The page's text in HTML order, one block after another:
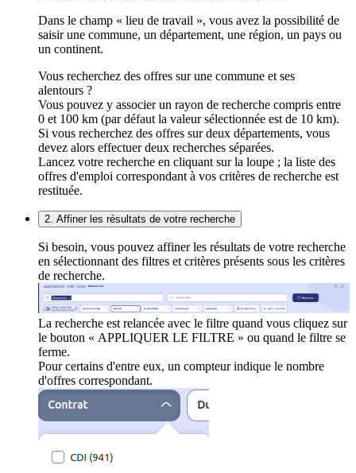
Dans le champ « lieu de travail », vous avez la possibilité de
saisir une commune, un département, une région, un pays ou
un continent.
Vous recherchez des offres sur une commune et ses
alentours ?
Vous pouvez y associer un rayon de recherche compris entre
0 et 100 km (par défaut la valeur sélectionnée est de 10 km).
Si vous recherchez des offres sur deux départements, vous
devez alors effectuer deux recherches séparées.
Lancez votre recherche en cliquant sur la loupe ; la liste des
offres d'emploi correspondant à vos critères de recherche est
restituée.
2. Affiner les résultats de votre recherche
Si besoin, vous pouvez affiner les résultats de votre recherche
en sélectionnant des filtres et critères présents sous les critères
de recherche.
La recherche est relancée avec le filtre quand vous cliquez sur
le bouton « APPLIQUER LE FILTRE » ou quand le filtre se
ferme.
Pour certains d'entre eux, un compteur indique le nombre
d'offres correspondant.